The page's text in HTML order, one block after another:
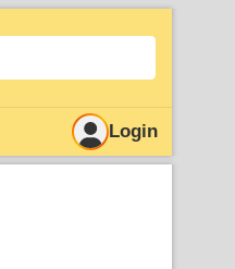
Login